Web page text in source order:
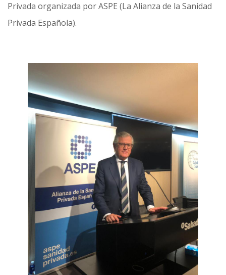
Privada organizada por ASPE (La Alianza de la Sanidad
Privada Española).